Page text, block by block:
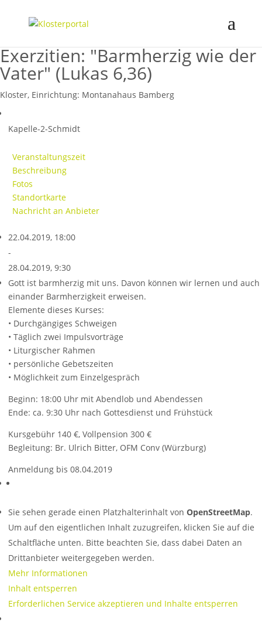
Exerzitien: "Barmherzig wie der
Vater" (Lukas 6,36)
Kloster, Einrichtung: Montanahaus Bamberg
Kapelle-2-Schmidt
Veranstaltungszeit
Beschreibung
Fotos
Standortkarte
Nachricht an Anbieter
22.04.2019, 18:00
-
28.04.2019, 9:30
Gott ist barmherzig mit uns. Davon können wir lernen und auch
einander Barmherzigkeit erweisen.
Elemente dieses Kurses:
• Durchgängiges Schweigen
• Täglich zwei Impulsvorträge
• Liturgischer Rahmen
• persönliche Gebetszeiten
• Möglichkeit zum Einzelgespräch
Beginn: 18:00 Uhr mit Abendlob und Abendessen
Ende: ca. 9:30 Uhr nach Gottesdienst und Frühstück
Kursgebühr 140 €, Vollpension 300 €
Begleitung: Br. Ulrich Bitter, OFM Conv (Würzburg)
Anmeldung bis 08.04.2019
Sie sehen gerade einen Platzhalterinhalt von OpenStreetMap.
Um auf den eigentlichen Inhalt zuzugreifen, klicken Sie auf die
Schaltfläche unten. Bitte beachten Sie, dass dabei Daten an
Drittanbieter weitergegeben werden.
Mehr Informationen
Inhalt entsperren
Erforderlichen Service akzeptieren und Inhalte entsperren